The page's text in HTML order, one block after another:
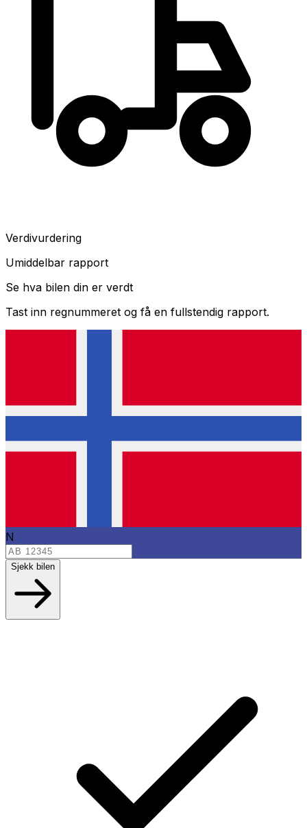
Verdivurdering
Umiddelbar rapport
Se hva bilen din er verdt
Tast inn regnummeret og få en fullstendig rapport.
N
Sjekk bilen